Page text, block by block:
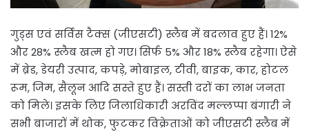
गुड्स एवं सर्विस टैक्स (जीएसटी) स्लैब में बदलाव हुए हैं। 12%
और 28% स्लैब खत्म हो गए। सिर्फ 5% और 18% स्लैब रहेगा। ऐसे
में ब्रेड, डेयरी उत्पाद, कपड़े, मोबाइल, टीवी, बाइक, कार, होटल
रूम, जिम, सैलून आदि सस्ते हुए हैं। सस्ती दरों का लाभ जनता
को मिले। इसके लिए जिलाधिकारी अरविंद मल्लप्पा बंगारी ने
सभी बाजारों में थोक, फुटकर विक्रेताओं को जीएसटी स्लैब में